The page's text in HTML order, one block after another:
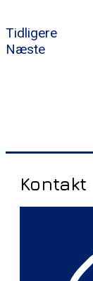
Tidligere
Næste
Kontakt